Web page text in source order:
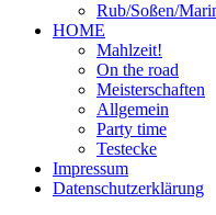
Rub/Soßen/
HOME
Mahlzeit!
On the road
Meisterschaften
Allgemein
Party time
Testecke
Impressum
Datenschutzerklärung